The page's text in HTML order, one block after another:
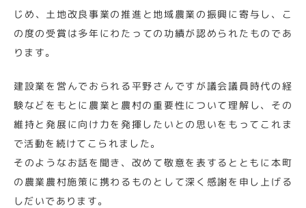
じめ、土地改良事業の推進と地域農業の振興に寄与し、こ
の度の受賞は多年にわたっての功績が認められたものであ
ります。
建設業を営んでおられる平野さんですが議会議員時代の経
験などをもとに農業と農村の重要性について理解し、その
維持と発展に向け力を発揮したいとの思いをもってこれま
で活動を続けてこられました。
そのようなお話を聞き、改めて敬意を表するとともに本町
の農業農村施策に携わるものとして深く感謝を申し上げる
しだいであります。